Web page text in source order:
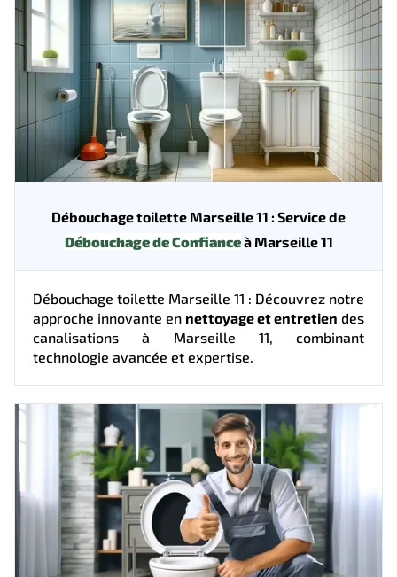
Débouchage toilette Marseille 11 : Service de
Débouchage de Confianceà Marseille 11
Débouchage toilette Marseille 11 : Découvrez notre
approche innovante en nettoyage et entretien des
canalisations à Marseille 11, combinant
technologie avancée et expertise.